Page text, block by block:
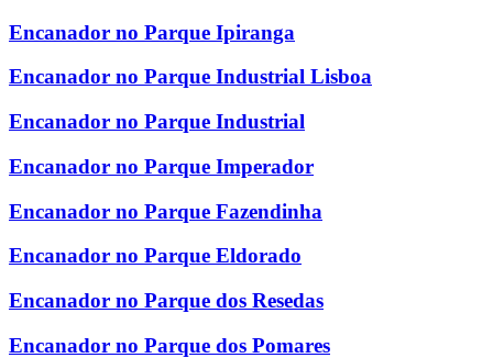
Encanador no Parque Ipiranga
Encanador no Parque Industrial Lisboa
Encanador no Parque Industrial
Encanador no Parque Imperador
Encanador no Parque Fazendinha
Encanador no Parque Eldorado
Encanador no Parque dos Resedas
Encanador no Parque dos Pomares